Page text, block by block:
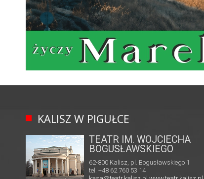
KALISZ W PIGUŁCE
TEATR IM. WOJCIECHA
BOGUSŁAWSKIEGO
62-800 Kalisz, pl. Bogusławskiego 1
tel. +48 62 760 53 14